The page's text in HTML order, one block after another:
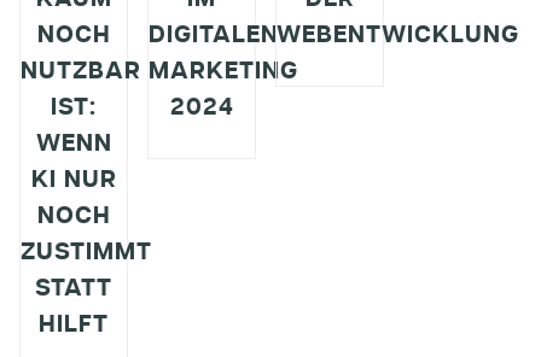
NOCH
NUTZBAR
IST:
WENN
KI NUR
NOCH
ZUSTIMMT
STATT
HILFT
DIGITALEN
MARKETING
2024
WEBENTWICKLUNG